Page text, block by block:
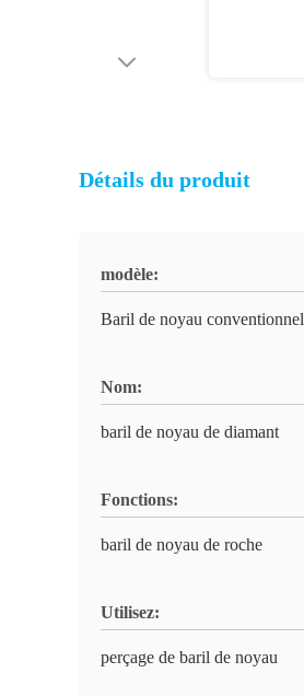
Détails du produit
modèle:
Baril de noyau conventionnel
Nom:
baril de noyau de diamant
Fonctions:
baril de noyau de roche
Utilisez:
perçage de baril de noyau